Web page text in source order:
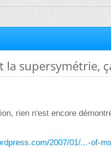
la supersymétrie,
rien n'est encore
2007/01/...-of-